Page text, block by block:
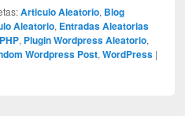
Articulo Aleatorio, Blog
Aleatorio, Entradas Aleatorias
PHP, Plugin Wordpress Aleatorio,
Wordpress Post,WordPress |